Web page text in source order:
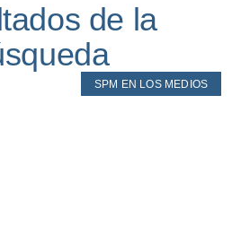
de la
SPM EN LOS MEDIOS